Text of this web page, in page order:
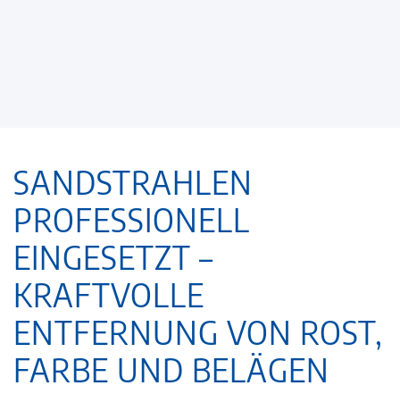
SANDSTRAHLEN
PROFESSIONELL
EINGESETZT –
KRAFTVOLLE
ENTFERNUNG VON ROST,
FARBE UND BELÄGEN